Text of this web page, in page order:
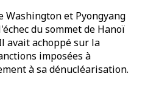
Washington et Pyongyang
du sommet de Hanoï
avait achoppé sur la
imposées à
à sa dénucléarisation.